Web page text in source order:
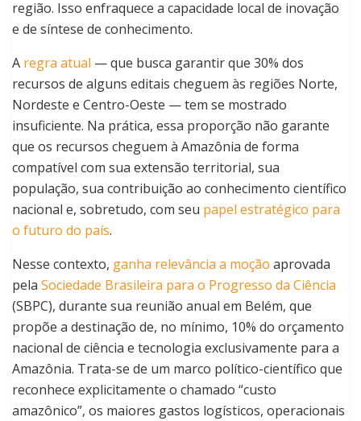
região. Isso enfraquece a capacidade local de inovação
e de síntese de conhecimento.
A regra atual — que busca garantir que 30% dos
recursos de alguns editais cheguem às regiões Norte,
Nordeste e Centro-Oeste — tem se mostrado
insuficiente. Na prática, essa proporção não garante
que os recursos cheguem à Amazônia de forma
compatível com sua extensão territorial, sua
população, sua contribuição ao conhecimento científico
nacional e, sobretudo, com seu papel estratégico para
o futuro do país.
Nesse contexto, ganha relevância a moção aprovada
pela Sociedade Brasileira para o Progresso da Ciência
(SBPC), durante sua reunião anual em Belém, que
propõe a destinação de, no mínimo, 10% do orçamento
nacional de ciência e tecnologia exclusivamente para a
Amazônia. Trata-se de um marco político-científico que
reconhece explicitamente o chamado “custo
amazônico”, os maiores gastos logísticos, operacionais